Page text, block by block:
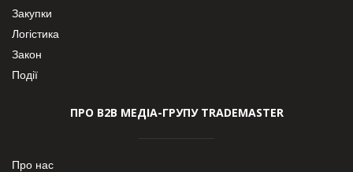
Закупки
Логістика
Закон
Події
ПРО В2В МЕДІА-ГРУПУ TRADEMASTER
Про нас